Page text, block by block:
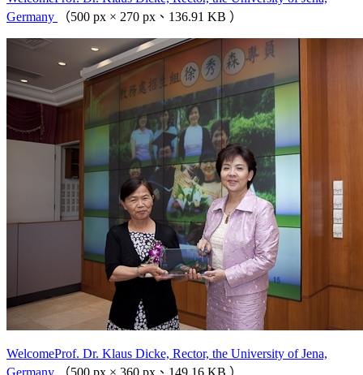
Germany
（500 px × 270 px、136.91 KB ）
WelcomeProf. Dr. Klaus Dicke, Rector, the University of Jena,
Germany
（500 px × 360 px、149.16 KB ）